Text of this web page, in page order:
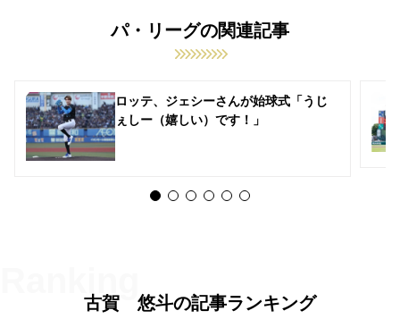
パ・リーグの関連記事
ロッテ、ジェシーさんが始球式「うじ
ぇしー（嬉しい）です！」
古賀 悠斗の記事ランキング